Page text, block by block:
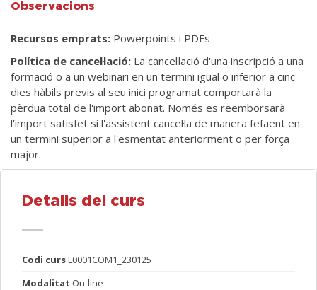
Observacions
Recursos emprats: Powerpoints i PDFs
Política de cancel·lació: La cancel·lació d'una inscripció a una
formació o a un webinari en un termini igual o inferior a cinc
dies hàbils previs al seu inici programat comportarà la
pèrdua total de l'import abonat. Només es reemborsarà
l'import satisfet si l'assistent cancel·la de manera fefaent en
un termini superior a l'esmentat anteriorment o per força
major.
Detalls del curs
Codi cursL0001COM1_230125
Modalitat On-line